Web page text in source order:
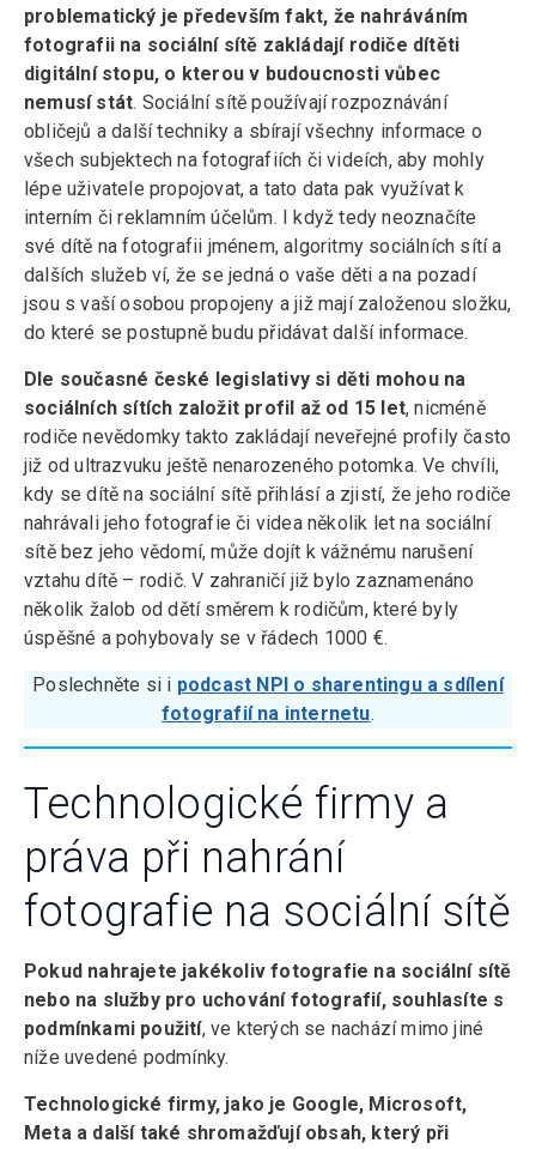
problematický je především fakt, že nahráváním
fotografii na sociální sítě zakládají rodiče dítěti
digitální stopu, o kterou v budoucnosti vůbec
nemusí stát. Sociální sítě používají rozpoznávání
obličejů a další techniky a sbírají všechny informace o
všech subjektech na fotografiích či videích, aby mohly
lépe uživatele propojovat, a tato data pak využívat k
interním či reklamním účelům. I když tedy neoznačíte
své dítě na fotografii jménem, algoritmy sociálních sítí a
dalších služeb ví, že se jedná o vaše děti a na pozadí
jsou s vaší osobou propojeny a již mají založenou složku,
do které se postupně budu přidávat další informace.
Dle současné české legislativy si děti mohou na
sociálních sítích založit profil až od 15 let, nicméně
rodiče nevědomky takto zakládají neveřejné profily často
již od ultrazvuku ještě nenarozeného potomka. Ve chvíli,
kdy se dítě na sociální sítě přihlásí a zjistí, že jeho rodiče
nahrávali jeho fotografie či videa několik let na sociální
sítě bez jeho vědomí, může dojít k vážnému narušení
vztahu dítě – rodič. V zahraničí již bylo zaznamenáno
několik žalob od dětí směrem k rodičům, které byly
úspěšné a pohybovaly se v řádech 1000 €.
Poslechněte si i podcast NPI o sharentingu a sdílení
fotografií na internetu.
Technologické firmy a
práva při nahrání
fotografie na sociální sítě
Pokud nahrajete jakékoliv fotografie na sociální sítě
nebo na služby pro uchování fotografií, souhlasíte s
podmínkami použití, ve kterých se nachází mimo jiné
níže uvedené podmínky.
Technologické firmy, jako je Google, Microsoft,
Meta a další také shromažďují obsah, který při